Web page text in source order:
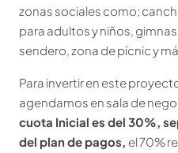
zonas sociales como;
para adultos y niños,
sendero, zona de pícnic y
Para invertir en este
agendamos en sala de
cuota Inicial es del 30%,
del plan de pagos, el 70%